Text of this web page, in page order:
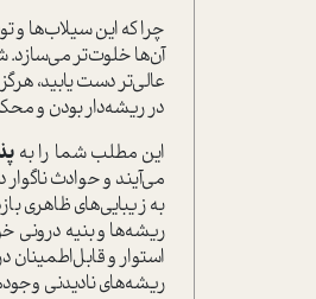
چرا که این سیلاب‌ها و
آن‌ها خلوت‌تر می‌سازد.
عالی‌تر دست یابید،
در ریشه‌دار بودن و
این مطلب شما را به
می‌آیند و حوادث
به زیبایی‌های ظاهری
ریشه‌ها و بنیه درونی
استوار و
ریشه‌های نادیدنی